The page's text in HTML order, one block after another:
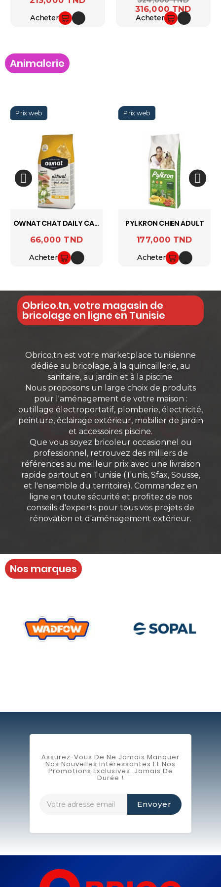
Acheter
316,000 TND
Acheter
Animalerie
OWNAT CHAT DAILY CARE
Prix
66,000 TND
Acheter
PYLKRON CHIEN ADULT
Prix
177,000 TND
Acheter
Obrico.tn, votre magasin de
bricolage en ligne en Tunisie
Obrico.tn est votre marketplace tunisienne
dédiée au bricolage, à la quincaillerie, au
sanitaire, au jardin et à la piscine.
Nous proposons un large choix de produits
pour l'aménagement de votre maison :
outillage électroportatif, plomberie, électricité,
peinture, éclairage extérieur, mobilier de jardin
et accessoires piscine.
Que vous soyez bricoleur occasionnel ou
professionnel, retrouvez des milliers de
références au meilleur prix avec une livraison
rapide partout en Tunisie (Tunis, Sfax, Sousse,
et l'ensemble du territoire). Commandez en
ligne en toute sécurité et profitez de nos
conseils d'experts pour tous vos projets de
rénovation et d'aménagement extérieur.
Nos marques
Assurez-Vous De Ne Jamais Manquer
Nos Nouvelles Intéressantes Et Nos
Promotions Exclusives. Jamais De
Durée !